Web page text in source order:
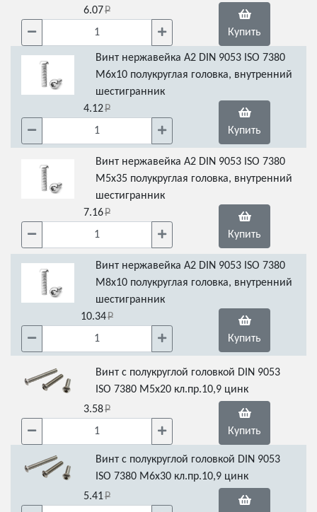
6.07
Купить
Винт нержавейка А2 DIN 9053 ISO 7380
М6х10 полукруглая головка, внутренний
шестигранник
4.12
Купить
Винт нержавейка А2 DIN 9053 ISO 7380
М5х35 полукруглая головка, внутренний
шестигранник
7.16
Купить
Винт нержавейка А2 DIN 9053 ISO 7380
М8х10 полукруглая головка, внутренний
шестигранник
10.34
Купить
Винт с полукруглой головкой DIN 9053
ISO 7380 М5х20 кл.пр.10,9 цинк
3.58
Купить
Винт с полукруглой головкой DIN 9053
ISO 7380 М6х30 кл.пр.10,9 цинк
5.41